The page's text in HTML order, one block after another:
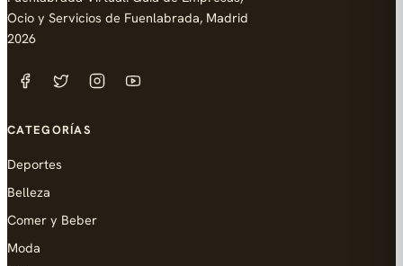
Ocio y Servicios de Fuenlabrada, Madrid
2026
CATEGORÍAS
Deportes
Belleza
Comer y Beber
Moda